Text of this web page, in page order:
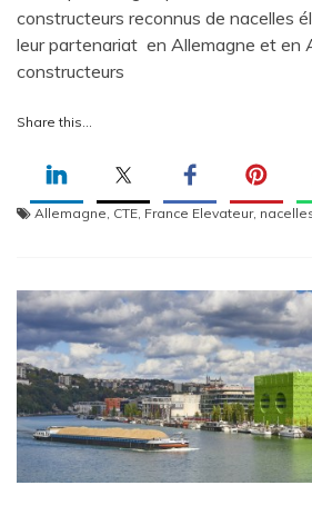
constructeurs reconnus de nacelles
leur partenariat en Allemagne et en
constructeurs
Share this...
Allemagne CTE France Elevateur,